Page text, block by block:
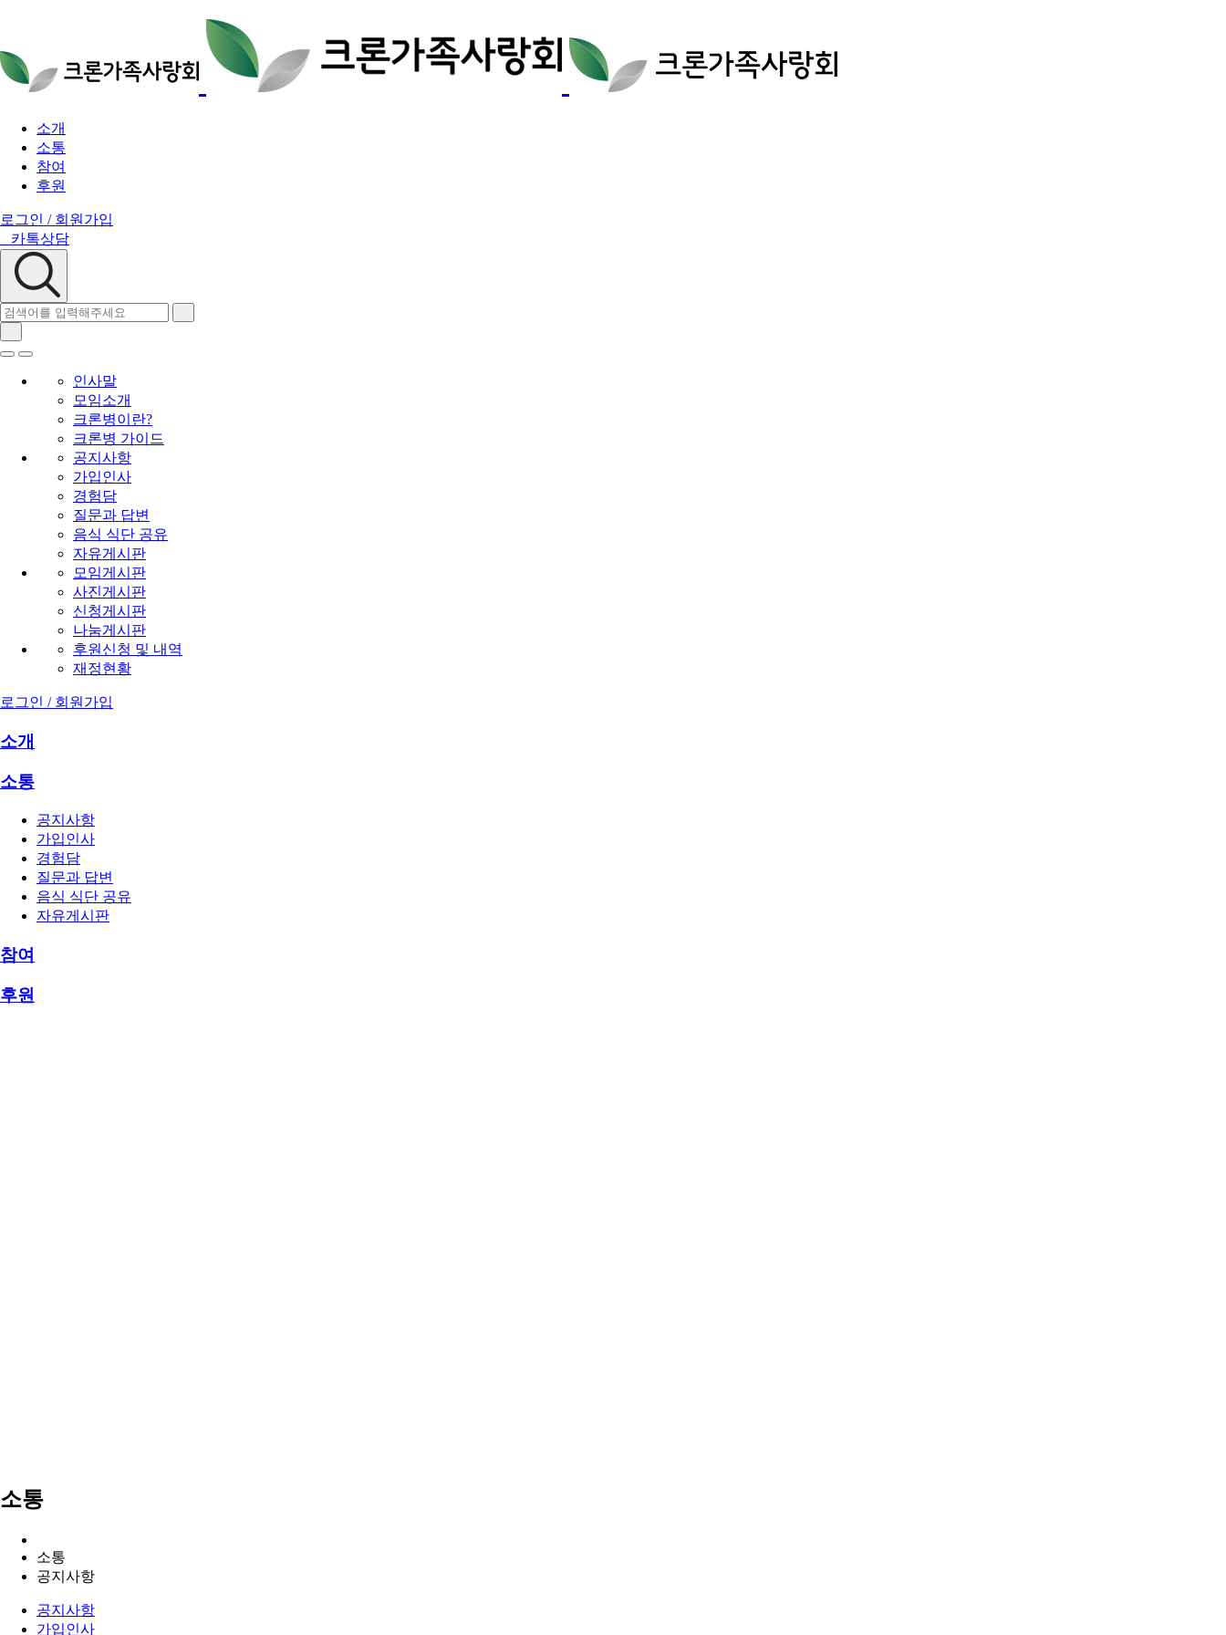
소개
소통
참여
후원
로그인 / 회원가입
카톡상담
인사말
모임소개
크론병이란?
크론병 가이드
공지사항
가입인사
경험담
질문과 답변
음식 식단 공유
자유게시판
모임게시판
사진게시판
신청게시판
나눔게시판
후원신청 및 내역
재정현황
로그인 / 회원가입
소개
소통
공지사항
가입인사
경험담
질문과 답변
음식 식단 공유
자유게시판
참여
후원
소통
소통
공지사항
공지사항
가입인사